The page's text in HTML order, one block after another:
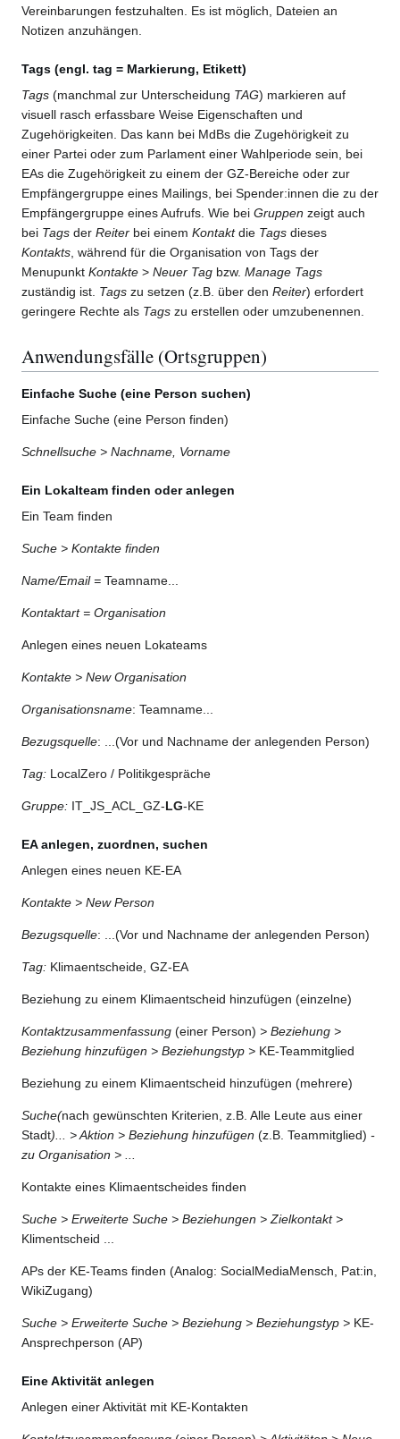
Vereinbarungen festzuhalten. Es ist möglich, Dateien an
Notizen anzuhängen.
Tags (engl. tag = Markierung, Etikett)
Tags (manchmal zur Unterscheidung TAG) markieren auf
visuell rasch erfassbare Weise Eigenschaften und
Zugehörigkeiten. Das kann bei MdBs die Zugehörigkeit zu
einer Partei oder zum Parlament einer Wahlperiode sein, bei
EAs die Zugehörigkeit zu einem der GZ-Bereiche oder zur
Empfängergruppe eines Mailings, bei Spender:innen die zu der
Empfängergruppe eines Aufrufs. Wie bei Gruppen zeigt auch
bei Tags der Reiter bei einem Kontaktdie Tags dieses
Kontakts, während für die Organisation von Tags der
Menupunkt Kontakte > Neuer Tag bzw. Manage Tags
zuständig ist. Tags zu setzen (z.B. über den Reiter) erfordert
geringere Rechte als Tags zu erstellen oder umzubenennen.
Anwendungsfälle (Ortsgruppen)
Einfache Suche (eine Person suchen)
Einfache Suche (eine Person finden)
Schnellsuche > Nachname, Vorname
Ein Lokalteam finden oder anlegen
Ein Team finden
Suche > Kontakte finden
Name/Email = Teamname...
Kontaktart = Organisation
Anlegen eines neuen Lokateams
Kontakte > New Organisation
Organisationsname: Teamname...
Bezugsquelle: ...(Vor und Nachname der anlegenden Person)
Tag: LocalZero / Politikgespräche
Gruppe: IT_JS_ACL_GZ-LG-KE
EA anlegen, zuordnen, suchen
Anlegen eines neuen KE-EA
Kontakte > New Person
Bezugsquelle: ...(Vor und Nachname der anlegenden Person)
Tag: Klimaentscheide, GZ-EA
Beziehung zu einem Klimaentscheid hinzufügen (einzelne)
Kontaktzusammenfassung (einer Person) > Beziehung >
Beziehung hinzufügen > Beziehungstyp > KE-Teammitglied
Beziehung zu einem Klimaentscheid hinzufügen (mehrere)
Suche(nach gewünschten Kriterien, z.B. Alle Leute aus einer
Stadt)... > Aktion > Beziehung hinzufügen (z.B. Teammitglied) -
zu Organisation > ...
Kontakte eines Klimaentscheides finden
Suche > Erweiterte Suche > Beziehungen > Zielkontakt >
Klimentscheid ...
APs der KE-Teams finden (Analog: SocialMediaMensch, Pat:in,
WikiZugang)
Suche > Erweiterte Suche > Beziehung > Beziehungstyp > KE-
Ansprechperson (AP)
Eine Aktivität anlegen
Anlegen einer Aktivität mit KE-Kontakten